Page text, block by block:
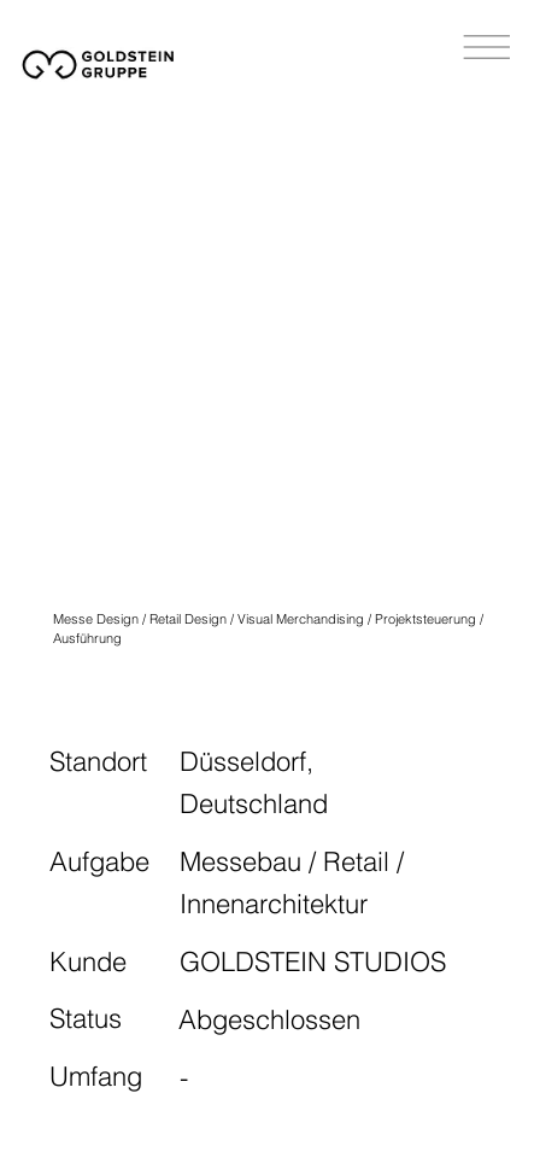
Standort
Düsseldorf,
Deutschland
Aufgabe
Messebau / Retail /
Innenarchitektur
Kunde
GOLDSTEIN STUDIOS
Status
Abgeschlossen
Umfang
-
Messe Design / Retail Design / Visual Merchandising / Projektsteuerung /
Ausführung